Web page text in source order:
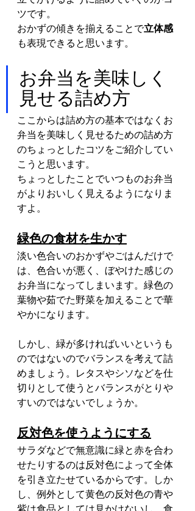
ツです。
おかずの傾きを揃えることで立体感
も表現できると思います。
お弁当を美味しく
見せる詰め方
ここからは詰め方の基本ではなくお
弁当を美味しく見せるための詰め方
のちょっとしたコツをご紹介してい
こうと思います。
ちょっとしたことでいつものお弁当
がよりおいしく見えるようになりま
すよ。
緑色の食材を生かす
淡い色合いのおかずやごはんだけで
は、色合いが悪く、ぼやけた感じの
お弁当になってしまいます。緑色の
葉物や茹でた野菜を加えることで華
やかになります。
しかし、緑が多ければいいというも
のではないのでバランスを考えて詰
めましょう。レタスやシソなどを仕
切りとして使うとバランスがとりや
すいのではないでしょうか。
反対色を使うようにする
サラダなどで無意識に緑と赤を合わ
せたりするのは反対色によって全体
を引き立たせているからです。しか
し、例外として黄色の反対色の青や
紫は食品としては見かけないし、食